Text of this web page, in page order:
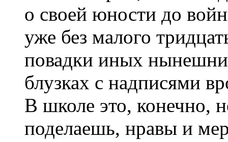
о своей юности до
уже без малого
повадки иных
блузках с надписями
В школе это, конечно,
поделаешь, нравы и